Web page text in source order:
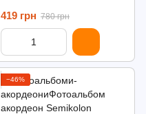
419 грн 780 грн
−46%